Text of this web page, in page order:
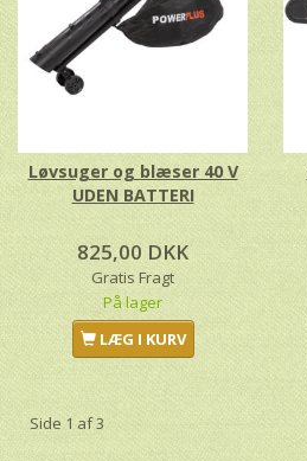
Løvsuger og blæser 40 V
UDEN BATTERI
825,00 DKK
Gratis Fragt
På lager
LÆG I KURV
Side 1 af 3